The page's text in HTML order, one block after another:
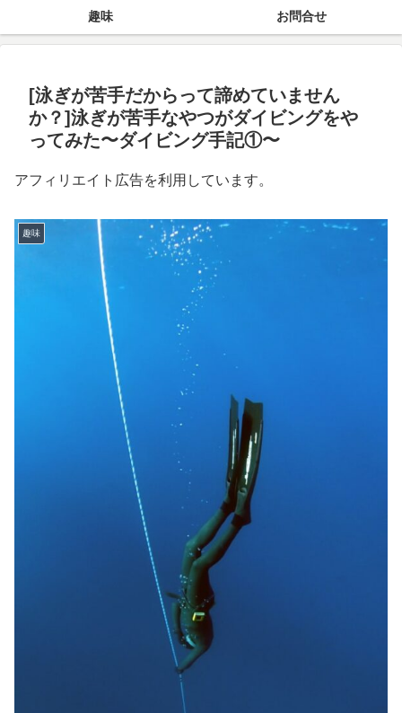
趣味 お問合せ
[泳ぎが苦手だからって諦めていません
か？]泳ぎが苦手なやつがダイビングをや
ってみた〜ダイビング手記①〜
アフィリエイト広告を利用しています。
趣味